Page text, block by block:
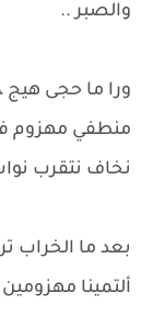
والصبر ..
ورا ما حجى هيج
منطفي مهزوم
نخاف نتقرب
بعد ما الخراب
ألتمينا